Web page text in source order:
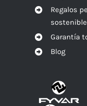
Regalos
Garantía
Blog